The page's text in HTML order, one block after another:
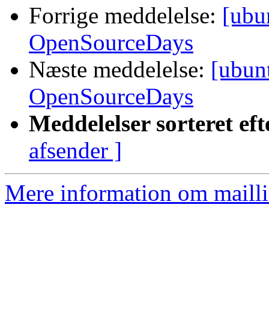
Forrige meddelelse:
OpenSourceDays
Næste meddelelse:
OpenSourceDays
Meddelelser sorteret
afsender ]
Mere information om